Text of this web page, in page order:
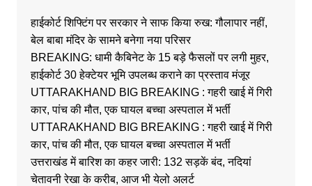
हाईकोर्ट शिफ्टिंग पर सरकार ने साफ किया रुख: गौलापार नहीं,
बेल बाबा मंदिर के सामने बनेगा नया परिसर
BREAKING: धामी कैबिनेट के 15 बड़े फैसलों पर लगी मुहर,
हाईकोर्ट 30 हेक्टेयर भूमि उपलब्ध कराने का प्रस्ताव मंजूर
UTTARAKHAND BIG BREAKING : गहरी खाई में गिरी
कार, पांच की मौत, एक घायल बच्चा अस्पताल में भर्ती
UTTARAKHAND BIG BREAKING : गहरी खाई में गिरी
कार, पांच की मौत, एक घायल बच्चा अस्पताल में भर्ती
उत्तराखंड में बारिश का कहर जारी: 132 सड़कें बंद, नदियां
चेतावनी रेखा के करीब, आज भी येलो अलर्ट